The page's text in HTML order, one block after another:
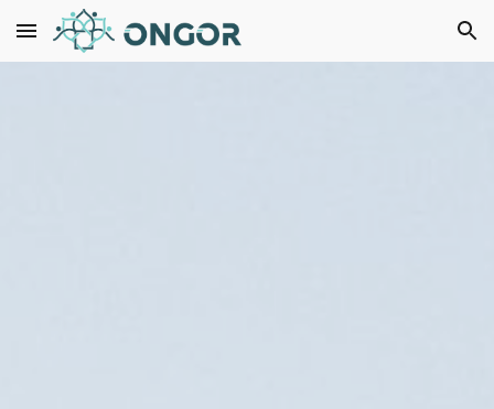
Skip to main content Skip to navigation